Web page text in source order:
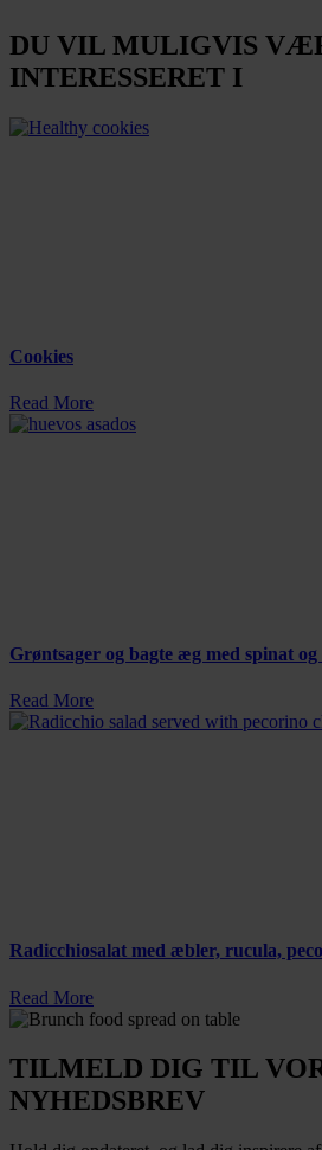
DU VIL MULIGVIS
INTERESSERET I
Cookies
Read More
Grøntsager og bagte æg med spinat og
Read More
Radicchiosalat med æbler, rucula,
Read More
TILMELD DIG TIL
NYHEDSBREV